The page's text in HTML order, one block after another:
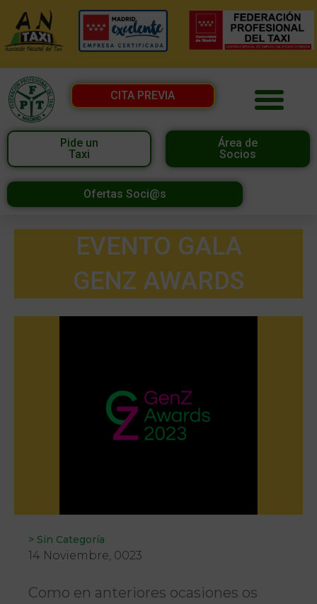
CITA PREVIA
Pide un
Taxi
Área de
Socios
Ofertas Soci@s
EVENTO GALA
GENZ AWARDS
> Sin Categoría
14 Noviembre, 0023
Como en anteriores ocasiones os